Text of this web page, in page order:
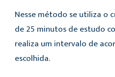
Nesse método se utiliza o
de 25 minutos de estudo
realiza um intervalo de
escolhida.